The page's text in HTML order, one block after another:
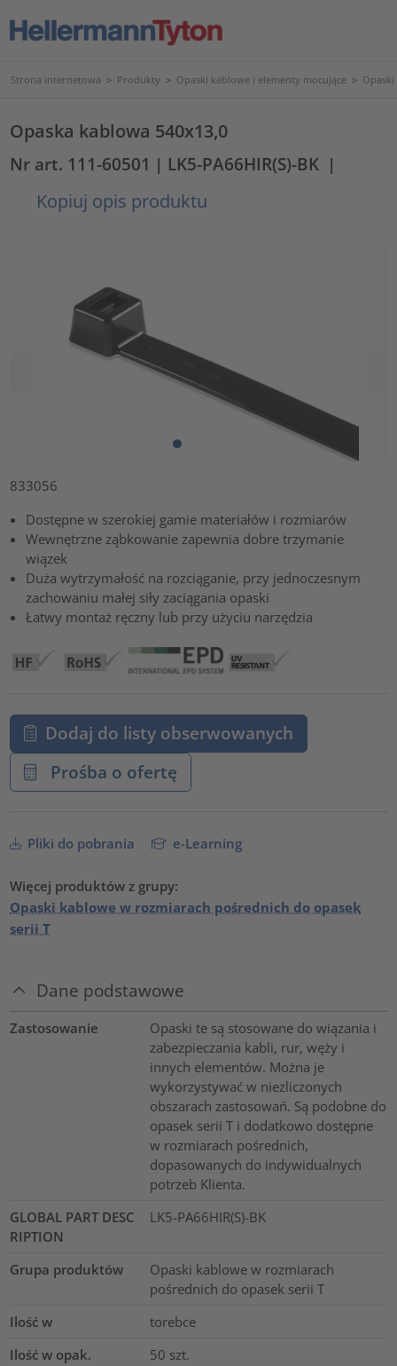
Strona internetowa > Produkty > Opaski kablowe i elementy mocujące >
Opaska kablowa 540x13,0
Nr art. 111-60501 | LK5-PA66HIR(S)-BK |
Kopiuj opis produktu
833056
Dostępne w szerokiej gamie materiałów i rozmiarów
Wewnętrzne ząbkowanie zapewnia dobre trzymanie
wiązek
Duża wytrzymałość na rozciąganie, przy jednoczesnym
zachowaniu małej siły zaciągania opaski
Łatwy montaż ręczny lub przy użyciu narzędzia
Dodaj do listy obserwowanych
Prośba o ofertę
Pliki do pobrania e-Learning
Więcej produktów z grupy:
Opaski kablowe w rozmiarach pośrednich do opasek
serii T
Dane podstawowe
Zastosowanie
Opaski te są stosowane do wiązania i
zabezpieczania kabli, rur, węży i
innych elementów. Można je
wykorzystywać w niezliczonych
obszarach zastosowań. Są podobne do
opasek serii T i dodatkowo dostępne
w rozmiarach pośrednich,
dopasowanych do indywidualnych
potrzeb Klienta.
GLOBAL PART DESC
RIPTION
LK5-PA66HIR(S)-BK
Grupa produktów
Opaski kablowe w rozmiarach
pośrednich do opasek serii T
Ilość w
torebce
Ilość w opak.
50 szt.